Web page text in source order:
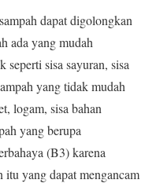
dapat digolongkan
ada yang mudah
seperti sisa sayuran, sisa
yang tidak mudah
logam, sisa bahan
yang berupa
(B3) karena
itu yang dapat mengancam